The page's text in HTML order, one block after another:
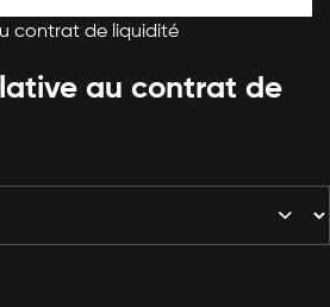
contrat de liquidité
au contrat de